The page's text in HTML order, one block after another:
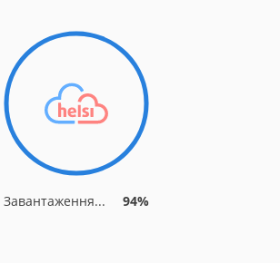
Завантаження... 94%